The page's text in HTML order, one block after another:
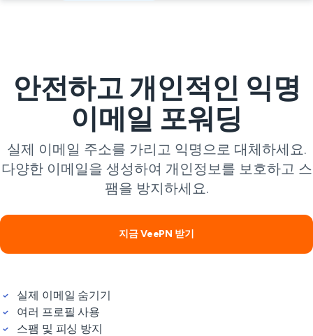
안전하고 개인적인 익명
이메일 포워딩
실제 이메일 주소를 가리고 익명으로 대체하세요.
다양한 이메일을 생성하여 개인정보를 보호하고 스
팸을 방지하세요.
지금 VeePN 받기
실제 이메일 숨기기
여러 프로필 사용
스팸 및 피싱 방지